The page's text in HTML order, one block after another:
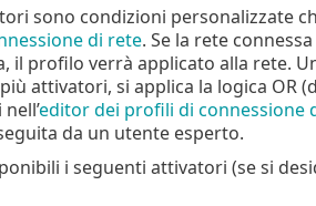
sono condizioni personalizzate
di rete. Se la rete
il profilo verrà applicato alla rete.
attivatori, si applica la logica OR
editor dei profili di connessione
da un utente esperto.
i seguenti attivatori (se si